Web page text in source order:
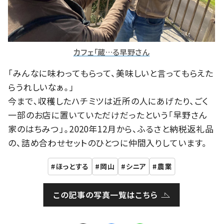
カフェ「蔵…る早野さん
「みんなに味わってもらって、美味しいと言ってもらえた
らうれしいなぁ。」
今まで、収穫したハチミツは近所の人にあげたり、ごく
一部のお店に置いていただけだったという「早野さん
家のはちみつ」。2020年12月から、ふるさと納税返礼品
の、詰め合わせセットのひとつに仲間入りしています。
ほっとする 岡山 シニア 農業
この記事の写真一覧はこちら